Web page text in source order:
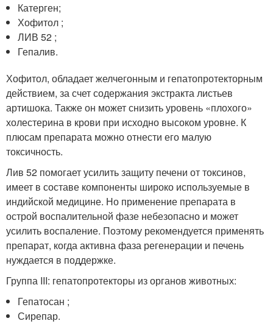
Катерген;
Хофитол ;
ЛИВ 52 ;
Гепалив.
Хофитол, обладает желчегонным и гепатопротекторным
действием, за счет содержания экстракта листьев
артишока. Также он может снизить уровень «плохого»
холестерина в крови при исходно высоком уровне. К
плюсам препарата можно отнести его малую
токсичность.
Лив 52 помогает усилить защиту печени от токсинов,
имеет в составе компоненты широко используемые в
индийской медицине. Но применение препарата в
острой воспалительной фазе небезопасно и может
усилить воспаление. Поэтому рекомендуется применять
препарат, когда активна фаза регенерации и печень
нуждается в поддержке.
Группа III: гепатопротекторы из органов животных:
Гепатосан ;
Сирепар.